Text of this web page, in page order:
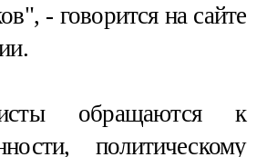
- говорится на сайте
обращаются к
политическому